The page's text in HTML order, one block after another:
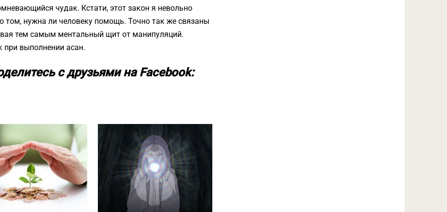
чудак. Кстати, этот закон я невольно
том, нужна ли человеку помощь. Точно так же связаны
тем самым ментальный щит от манипуляций.
при выполнении асан.
с друзьями на Facebook: